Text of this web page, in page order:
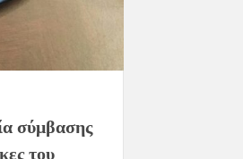
σύμβασης
του